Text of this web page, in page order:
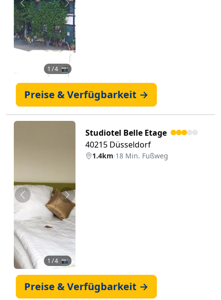
Zurück Weiter
1 / 4 📷
Preise & Verfügbarkeit →
Zurück Weiter
1 / 4 📷
Studiotel Belle Etage
40215 Düsseldorf
1.4km·18 Min. Fußweg
Preise & Verfügbarkeit →